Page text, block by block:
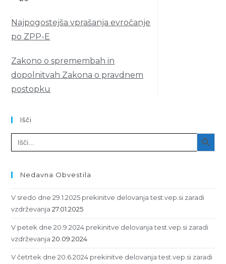
Najpogostejša vprašanja evročanje
po ZPP-E
Zakono o spremembah in
dopolnitvah Zakona o pravdnem
postopku
Išči
Search
for:
SEARCH
Nedavna Obvestila
V sredo dne 29.1.2025 prekinitve delovanja test.vep.si zaradi
vzdrževanja 27.01.2025
V petek dne 20.9.2024 prekinitve delovanja test.vep.si zaradi
vzdrževanja 20.09.2024
V četrtek dne 20.6.2024 prekinitve delovanja test.vep.si zaradi